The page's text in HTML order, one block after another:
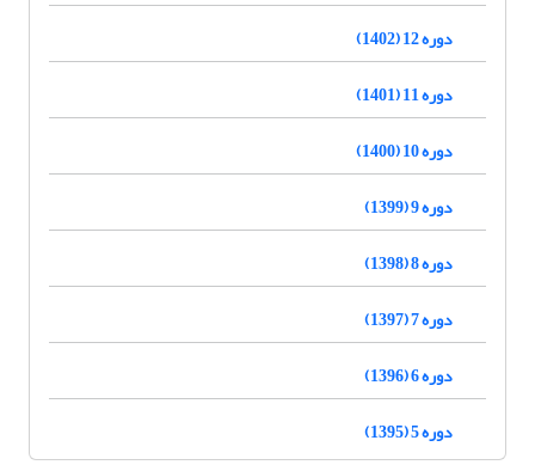
دوره 12 (1402)
دوره 11 (1401)
دوره 10 (1400)
دوره 9 (1399)
دوره 8 (1398)
دوره 7 (1397)
دوره 6 (1396)
دوره 5 (1395)